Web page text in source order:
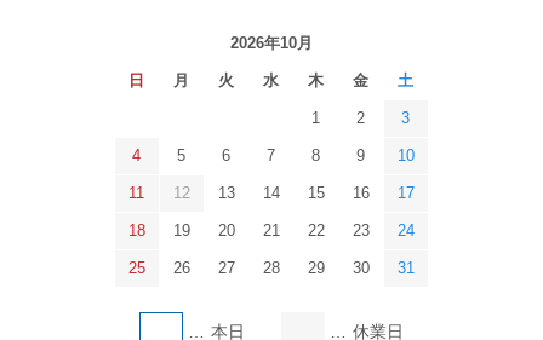
2026年10月
日 月 火 水 木 金 土
1 2 3
4 5 6 7 8 9 10
11 12 13 14 15 16 17
18 19 20 21 22 23 24
25 26 27 28 29 30 31
本日 休業日